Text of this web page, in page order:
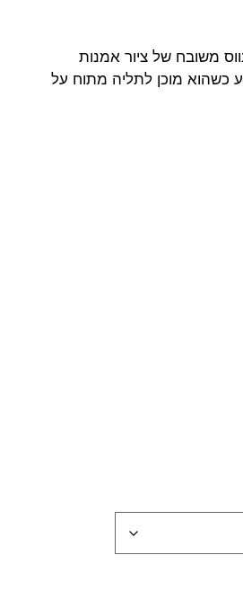
משובח של ציור אמנות
כשהוא מוכן לתליה מתוח על